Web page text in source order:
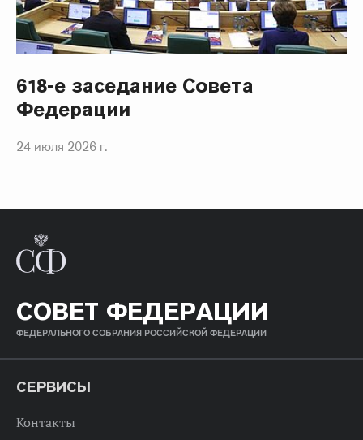
618-е заседание Совета
Федерации
24 июля 2026 г.
СОВЕТ ФЕДЕРАЦИИ
ФЕДЕРАЛЬНОГО СОБРАНИЯ РОССИЙСКОЙ ФЕДЕРАЦИИ
СЕРВИСЫ
Контакты